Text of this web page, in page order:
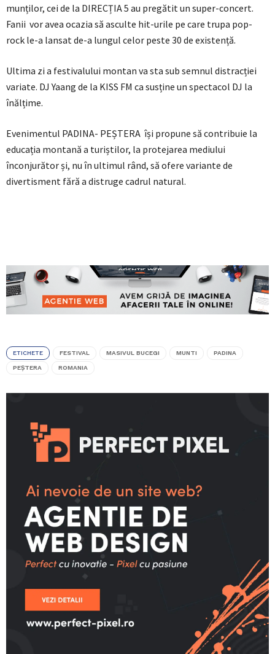
munților, cei de la DIRECȚIA 5 au pregătit un super-concert.
Fanii vor avea ocazia să asculte hit-urile pe care trupa pop-
rock le-a lansat de-a lungul celor peste 30 de existență.
Ultima zi a festivalului montan va sta sub semnul distracției
variate. DJ Yaang de la KISS FM ca susține un spectacol DJ la
înălțime.
Evenimentul PADINA- PEȘTERA își propune să contribuie la
educația montană a turiștilor, la protejarea mediului
înconjurător și, nu în ultimul rând, să ofere variante de
divertisment fără a distruge cadrul natural.
ETICHETE FESTIVAL MASIVUL BUCEGI MUNTI PADINA
PEȘTERA ROMANIA